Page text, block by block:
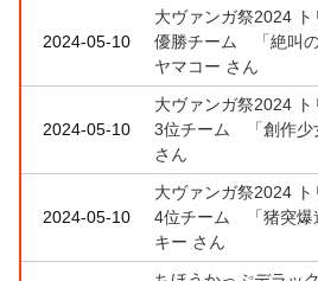
2024-05-10
大ヴァンガ祭2024
優勝チーム 「絶叫
ヤマコー さん
2024-05-10
大ヴァンガ祭2024
3位チーム 「創作
さん
2024-05-10
大ヴァンガ祭2024
4位チーム 「猪突
キー さん